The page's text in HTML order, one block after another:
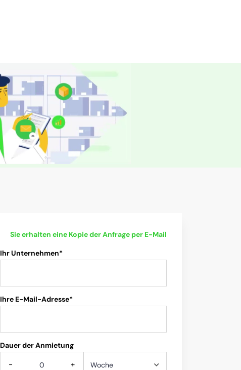
Sie erhalten eine Kopie der Anfrage per E-Mail
Ihr Unternehmen*
Ihre E-Mail-Adresse*
Dauer der Anmietung
- +